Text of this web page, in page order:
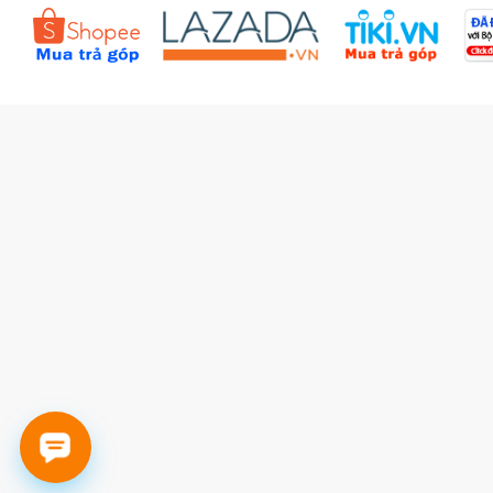
Câu hỏi thường gặp (FAQs)
Kiểm tra đơn hàng
Đặt hàng theo yêu cầu